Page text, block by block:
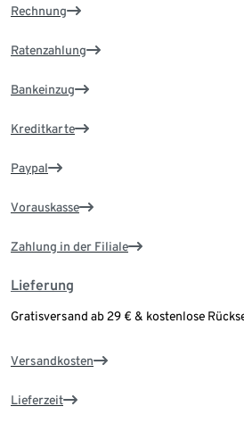
Rechnung
Ratenzahlung
Bankeinzug
Kreditkarte
Paypal
Vorauskasse
Zahlung in der Filiale
Lieferung
Gratisversand ab 29 € & kostenlose
Versandkosten
Lieferzeit